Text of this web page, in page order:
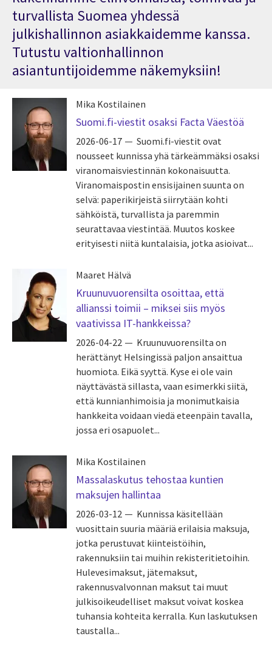
turvallista Suomea yhdessä
julkishallinnon asiakkaidemme kanssa.
Tutustu valtionhallinnon
asiantuntijoidemme näkemyksiin!
Mika Kostilainen
Suomi.fi-viestit osaksi Facta Väestöä
2026-06-17
Suomi.fi-viestit ovat
nousseet kunnissa yhä tärkeämmäksi osaksi
viranomaisviestinnän kokonaisuutta.
Viranomaispostin ensisijainen suunta on
selvä: paperikirjeistä siirrytään kohti
sähköistä, turvallista ja paremmin
seurattavaa viestintää. Muutos koskee
erityisesti niitä kuntalaisia, jotka asioivat...
Maaret Hälvä
Kruunuvuorensilta osoittaa, että
allianssi toimii – miksei siis myös
vaativissa IT-hankkeissa?
2026-04-22
Kruunuvuorensilta on
herättänyt Helsingissä paljon ansaittua
huomiota. Eikä syyttä. Kyse ei ole vain
näyttävästä sillasta, vaan esimerkki siitä,
että kunnianhimoisia ja monimutkaisia
hankkeita voidaan viedä eteenpäin tavalla,
jossa eri osapuolet...
Mika Kostilainen
Massalaskutus tehostaa kuntien
maksujen hallintaa
2026-03-12
Kunnissa käsitellään
vuosittain suuria määriä erilaisia maksuja,
jotka perustuvat kiinteistöihin,
rakennuksiin tai muihin rekisteritietoihin.
Hulevesimaksut, jätemaksut,
rakennusvalvonnan maksut tai muut
julkisoikeudelliset maksut voivat koskea
tuhansia kohteita kerralla. Kun laskutuksen
taustalla...